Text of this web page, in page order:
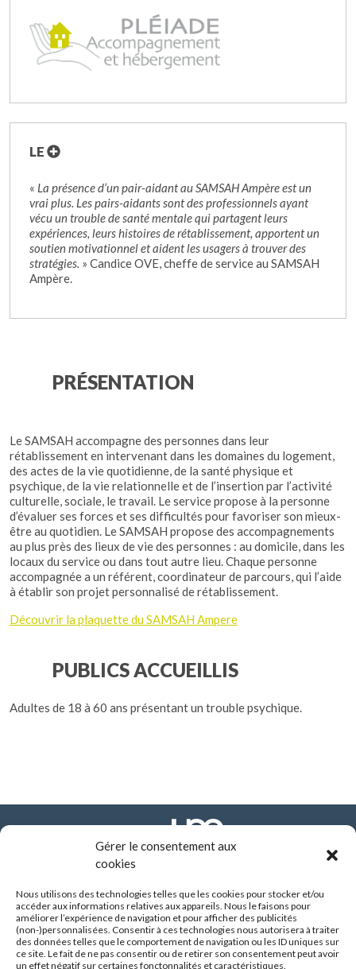
Gérer le consentement aux
cookies
Nous utilisons des technologies telles que les cookies pour stocker et/ou
accéder aux informations relatives aux appareils. Nous le faisons pour
améliorer l’expérience de navigation et pour afficher des publicités
(non-)personnalisées. Consentir à ces technologies nous autorisera à traiter
des données telles que le comportement de navigation ou les ID uniques sur
ce site. Le fait de ne pas consentir ou de retirer son consentement peut avoir
un effet négatif sur certaines fonctonnalités et caractéristiques.
PRÉSENTATION
Le SAMSAH accompagne des personnes dans leur
rétablissement en intervenant dans les domaines du logement,
des actes de la vie quotidienne, de la santé physique et
psychique, de la vie relationnelle et de l’insertion par l’activité
culturelle, sociale, le travail. Le service propose à la personne
d’évaluer ses forces et ses difficultés pour favoriser son mieux-
être au quotidien. Le SAMSAH propose des accompagnements
au plus près des lieux de vie des personnes : au domicile, dans les
locaux du service ou dans tout autre lieu. Chaque personne
accompagnée a un référent, coordinateur de parcours, qui l’aide
à établir son projet personnalisé de rétablissement.
Découvrir la plaquette du SAMSAH Ampere
PUBLICS ACCUEILLIS
Adultes de 18 à 60 ans présentant un trouble psychique.
LE
« La présence d’un pair-aidant au SAMSAH Ampère est un
vrai plus. Les pairs-aidants sont des professionnels ayant
vécu un trouble de santé mentale qui partagent leurs
expériences, leurs histoires de rétablissement, apportent un
soutien motivationnel et aident les usagers à trouver des
stratégies. » Candice OVE, cheffe de service au SAMSAH
Ampère.
FONDATION ARHM
290 route de Vienne - BP 8252
69355 LYON CEDEX
04 37 90 10 10